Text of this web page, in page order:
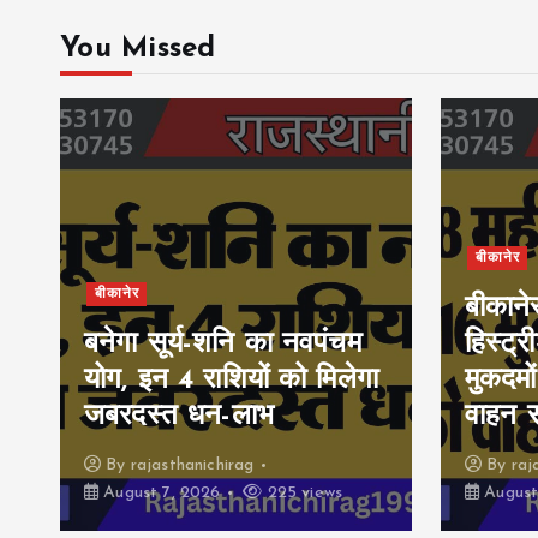
You Missed
बीकानेर
बनेगा सूर्य-शनि का नवपंचम
योग, इन 4 राशियों को मिलेगा
जबरदस्त धन-लाभ
By rajasthanichirag
August 7, 2026
225 views
बीकानेर
वाहन
By